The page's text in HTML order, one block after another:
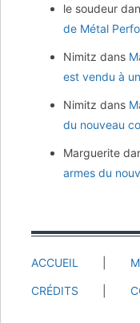
le soudeur
de Métal
Nimitz dans
est vendu à
Nimitz dans
du nouveau
Marguerite
armes du
ACCUEIL
CRÉDITS